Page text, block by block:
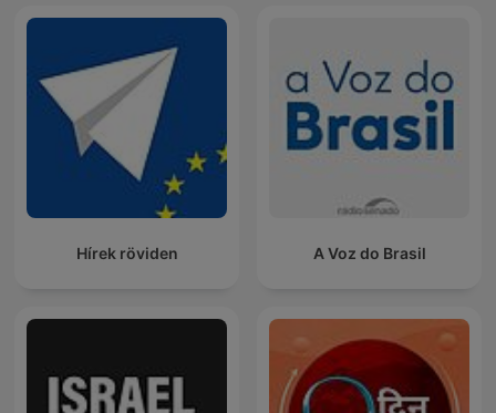
Hírek röviden A Voz do Brasil